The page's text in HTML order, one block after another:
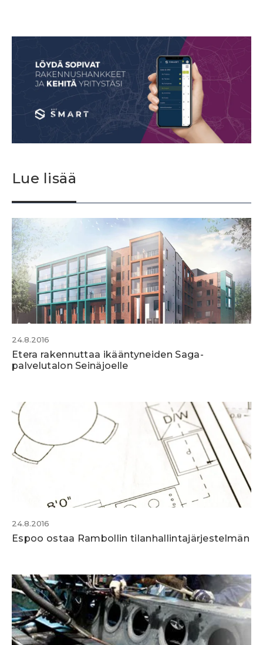
Lue lisää
24.8.2016
Etera rakennuttaa ikääntyneiden Saga-
palvelutalon Seinäjoelle
24.8.2016
Espoo ostaa Rambollin tilanhallintajärjestelmän